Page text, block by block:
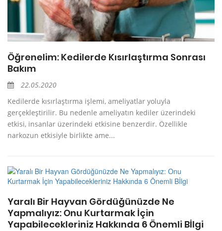
Öğrenelim: Kedilerde Kısırlaştırma Sonrası
Bakım
22.05.2020
Kedilerde kısırlaştırma işlemi, ameliyatlar yoluyla
gerçekleştirilir. Bu nedenle ameliyatın kediler üzerindeki
etkisi, insanlar üzerindeki etkisine benzerdir. Özellikle
narkozun etkisiyle birlikte ame...
Yaralı Bir Hayvan Gördüğünüzde Ne
Yapmalıyız: Onu Kurtarmak İçin
Yapabilecekleriniz Hakkında 6 Önemli Bİlgi